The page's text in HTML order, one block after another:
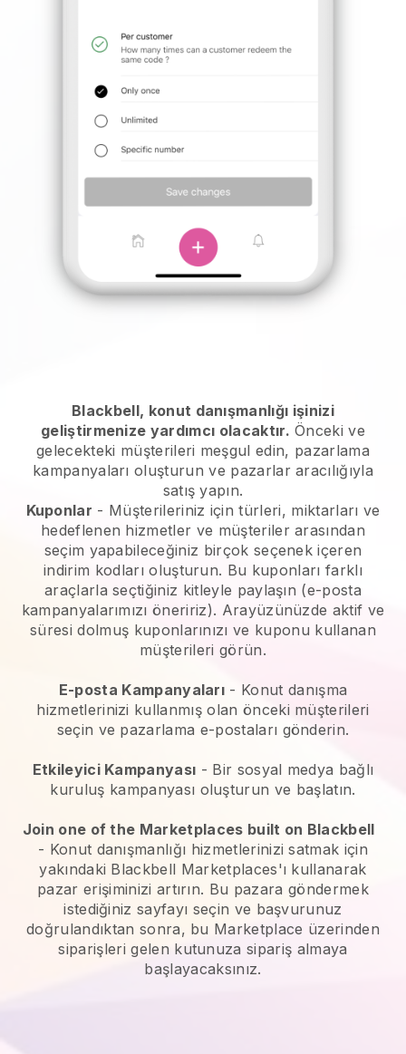
Blackbell, konut danışmanlığı işinizi
geliştirmenize yardımcı olacaktır. Önceki ve
gelecekteki müşterileri meşgul edin, pazarlama
kampanyaları oluşturun ve pazarlar aracılığıyla
satış yapın.
Kuponlar - Müşterileriniz için türleri, miktarları ve
hedeflenen hizmetler ve müşteriler arasından
seçim yapabileceğiniz birçok seçenek içeren
indirim kodları oluşturun. Bu kuponları farklı
araçlarla seçtiğiniz kitleyle paylaşın (e-posta
kampanyalarımızı öneririz). Arayüzünüzde aktif ve
süresi dolmuş kuponlarınızı ve kuponu kullanan
müşterileri görün.
E-posta Kampanyaları - Konut danışma
hizmetlerinizi kullanmış olan önceki müşterileri
seçin ve pazarlama e-postaları gönderin.
Etkileyici Kampanyası - Bir sosyal medya bağlı
kuruluş kampanyası oluşturun ve başlatın.
Join one of the Marketplaces built on Blackbell
- Konut danışmanlığı hizmetlerinizi satmak için
yakındaki Blackbell Marketplaces'ı kullanarak
pazar erişiminizi artırın. Bu pazara göndermek
istediğiniz sayfayı seçin ve başvurunuz
doğrulandıktan sonra, bu Marketplace üzerinden
siparişleri gelen kutunuza sipariş almaya
başlayacaksınız.